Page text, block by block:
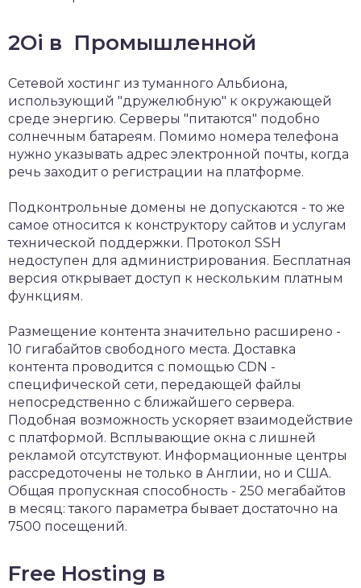
2Oi в Промышленной
Сетевой хостинг из туманного Альбиона,
использующий "дружелюбную" к окружающей
среде энергию. Серверы "питаются" подобно
солнечным батареям. Помимо номера телефона
нужно указывать адрес электронной почты, когда
речь заходит о регистрации на платформе.
Подконтрольные домены не допускаются - то же
самое относится к конструктору сайтов и услугам
технической поддержки. Протокол SSH
недоступен для администрирования. Бесплатная
версия открывает доступ к нескольким платным
функциям.
Размещение контента значительно расширено -
10 гигабайтов свободного места. Доставка
контента проводится с помощью CDN -
специфической сети, передающей файлы
непосредственно с ближайшего сервера.
Подобная возможность ускоряет взаимодействие
с платформой. Всплывающие окна с лишней
рекламой отсутствуют. Информационные центры
рассредоточены не только в Англии, но и США.
Общая пропускная способность - 250 мегабайтов
в месяц: такого параметра бывает достаточно на
7500 посещений.
Free Hosting в